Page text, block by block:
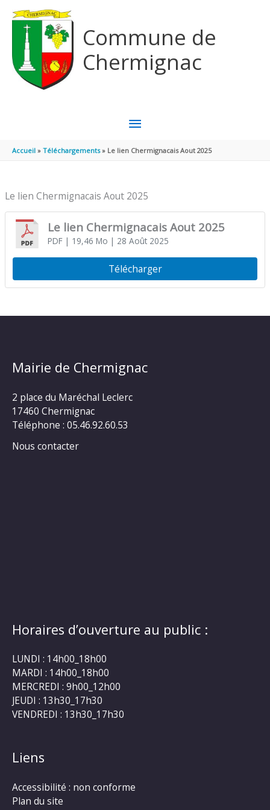
Commune de
Chermignac
MENU
PRINCIPAL
Accueil Téléchargements Le lien Chermignacais Aout 2025
Le lien Chermignacais Aout 2025
Le lien Chermignacais Aout 2025
PDF| 19,46 Mo | 28 Août 2025
Télécharger
Mairie de Chermignac
2 place du Maréchal Leclerc
17460 Chermignac
Téléphone : 05.46.92.60.53
Nous contacter
Horaires d’ouverture au public :
LUNDI : 14h00_18h00
MARDI : 14h00_18h00
MERCREDI : 9h00_12h00
JEUDI : 13h30_17h30
VENDREDI : 13h30_17h30
Liens
Accessibilité : non conforme
Plan du site